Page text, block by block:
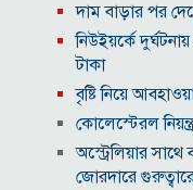
দাম বাড়ার পর
নিউইয়র্কে
টাকা
বৃষ্টি নিয়ে
কোলেস্টেরল
অস্ট্রেলিয়ার সাথে
জোরদারে